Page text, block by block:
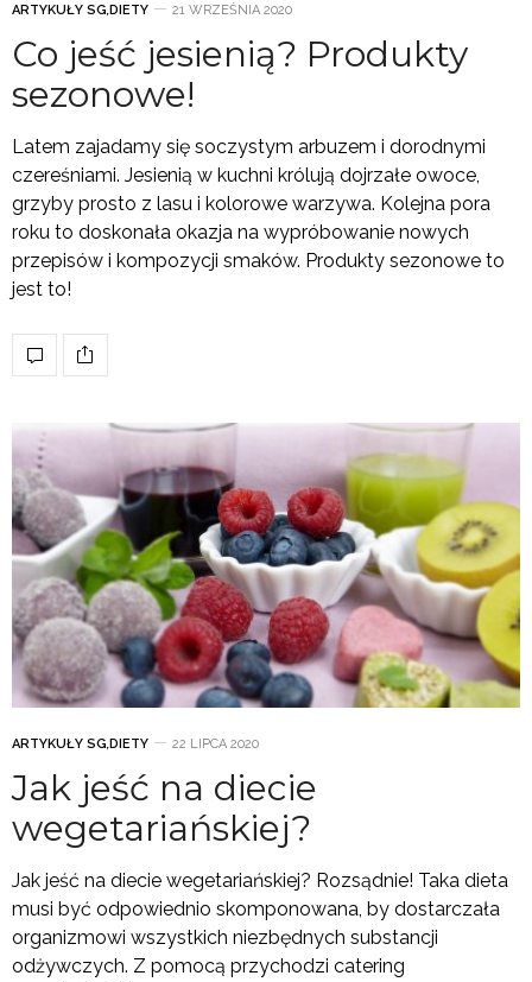
ARTYKUŁY SG,DIETY 21 WRZEŚNIA 2020
Co jeść jesienią? Produkty
sezonowe!
Latem zajadamy się soczystym arbuzem i dorodnymi
czereśniami. Jesienią w kuchni królują dojrzałe owoce,
grzyby prosto z lasu i kolorowe warzywa. Kolejna pora
roku to doskonała okazja na wypróbowanie nowych
przepisów i kompozycji smaków. Produkty sezonowe to
jest to!
ARTYKUŁY SG,DIETY 22 LIPCA 2020
Jak jeść na diecie
wegetariańskiej?
Jak jeść na diecie wegetariańskiej? Rozsądnie! Taka dieta
musi być odpowiednio skomponowana, by dostarczała
organizmowi wszystkich niezbędnych substancji
odżywczych. Z pomocą przychodzi catering